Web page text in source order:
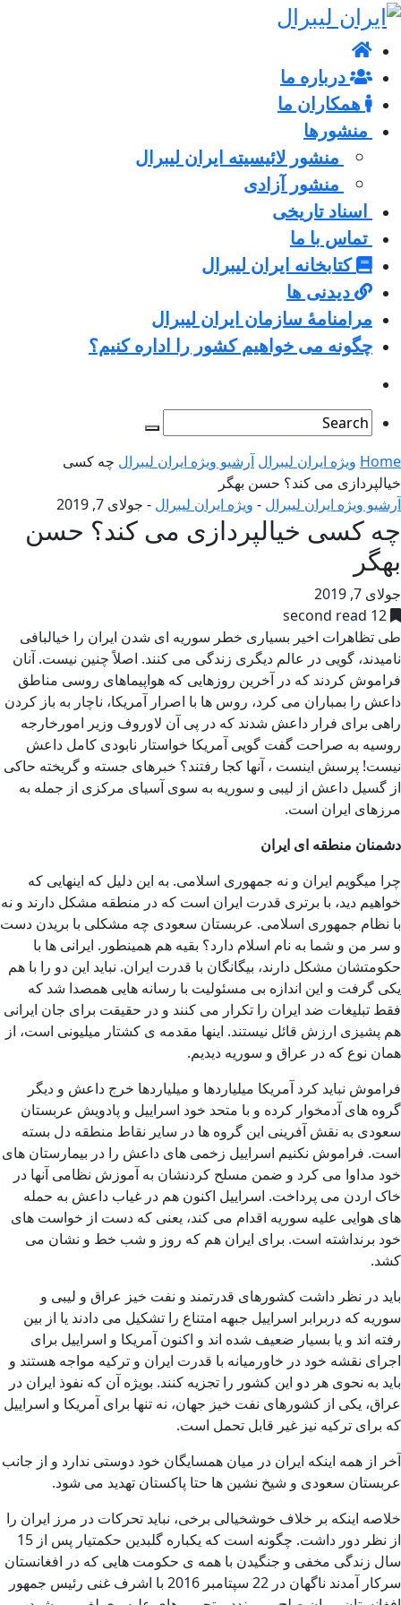
درباره ما
همکاران ما
منشورها
منشور لائیسیته ایران لیبرال
منشور آزادی
اسناد تاریخی
تماس با ما
کتابخانه ایران لیبرال
دیدنی ها
مرامنامۀ سازمان ایران لیبرال
چگونه می خواهیم کشور را اداره کنیم؟
Home ویژه ایران لیبرال آرشیو ویژه ایران لیبرال چه کسی
خیالپردازی می کند؟ حسن بهگر
آرشیو ویژه ایران لیبرال - ویژه ایران لیبرال - جولای 7, 2019
چه کسی خیالپردازی می کند؟ حسن
بهگر
جولای 7, 2019
12 second read
طی تظاهرات اخیر بسیاری خطر سوریه ای شدن ایران را خیالبافی
نامیدند، گویی در عالم دیگری زندگی می کنند. اصلاً چنین نیست. آنان
فراموش کردند که در آخرین روزهایی که هواپیماهای روسی مناطق
داعش را بمباران می کرد، روس ها با اصرار آمریکا، ناچار به باز کردن
راهی برای فرار داعش شدند که در پی آن لاوروف وزیر امورخارجه
روسیه به صراحت گفت گویی آمریکا خواستار نابودی کامل داعش
نیست! پرسش اینست ، آنها کجا رفتند؟ خبرهای جسته و گریخته حاکی
از گسیل داعش از لیبی و سوریه به سوی آسیای مرکزی از جمله به
مرزهای ایران است.
دشمنان منطقه ای ایران
چرا میگویم ایران و نه جمهوری اسلامی. به این دلیل که اینهایی که
خواهیم دید، با برتری قدرت ایران است که در منطقه مشکل دارند و نه
با نظام جمهوری اسلامی. عربستان سعودی چه مشکلی با بریدن دست
و سر من و شما به نام اسلام دارد؟ بقیه هم همینطور. ایرانی ها با
حکومتشان مشکل دارند، بیگانگان با قدرت ایران. نباید این دو را با هم
یکی گرفت و این اندازه بی مسئولیت با رسانه هایی همصدا شد که
فقط تبلیغات ضد ایران را تکرار می کنند و در حقیقت برای جان ایرانی
هم پشیزی ارزش قائل نیستند. اینها مقدمه ی کشتار میلیونی است، از
همان نوع که در عراق و سوریه دیدیم.
فراموش نباید کرد آمریکا میلیاردها و میلیاردها خرج داعش و دیگر
گروه های آدمخوار کرده و با متحد خود اسراییل و پادویش عربستان
سعودی به نقش آفرینی این گروه ها در سایر نقاط منطقه دل بسته
است. فراموش نکنیم اسراییل زخمی های داعش را در بیمارستان های
خود مداوا می کرد و ضمن مسلح کردنشان به آموزش نظامی آنها در
خاک اردن می پرداخت. اسراییل اکنون هم در غیاب داعش به حمله
های هوایی علیه سوریه اقدام می کند، یعنی که دست از خواست های
خود برنداشته است. برای ایران هم که روز و شب خط و نشان می
کشد.
باید در نظر داشت کشورهای قدرتمند و نفت خیز عراق و لیبی و
سوریه که دربرابر اسراییل جبهه امتناع را تشکیل می دادند یا از بین
رفته اند و یا بسیار ضعیف شده اند و اکنون آمریکا و اسراییل برای
اجرای نقشه خود در خاورمیانه با قدرت ایران و ترکیه مواجه هستند و
باید به نحوی هر دو این کشور را تجزیه کنند. بویژه آن که نفوذ ایران در
عراق، یکی از کشورهای نفت خیز جهان، نه تنها برای آمریکا و اسراییل
که برای ترکیه نیز غیر قابل تحمل است.
آخر از همه اینکه ایران در میان همسایگان خود دوستی ندارد و از جانب
عربستان سعودی و شیخ نشین ها حتا پاکستان تهدید می شود.
خلاصه اینکه بر خلاف خوشخیالی برخی، نباید تحرکات در مرز ایران را
از نظر دور داشت. چگونه است که یکباره گلبدین حکمتیار پس از 15
سال زندگی مخفی و جنگیدن با همه ی حکومت هایی که در افغانستان
سرکار آمدند ناگهان در 22 سپتامبر 2016 با اشرف غنی رئیس جمهور